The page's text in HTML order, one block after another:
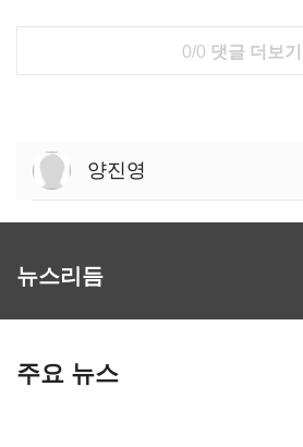
0/0 댓글 더보기
양진영
뉴스리듬
주요 뉴스